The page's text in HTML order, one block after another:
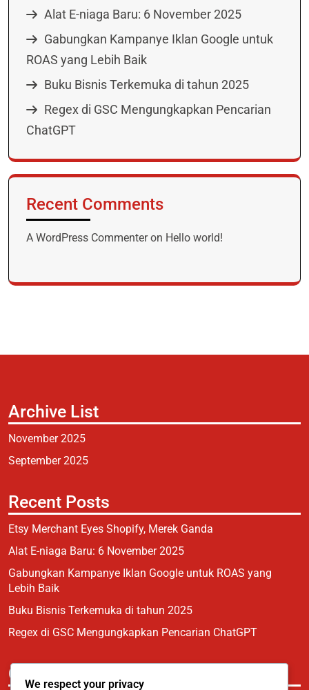
Alat E-niaga Baru: 6 November 2025
Gabungkan Kampanye Iklan Google untuk
ROAS yang Lebih Baik
Buku Bisnis Terkemuka di tahun 2025
Regex di GSC Mengungkapkan Pencarian
ChatGPT
Recent Comments
A WordPress Commenteron Hello world!
Archive List
November 2025
September 2025
Recent Posts
Etsy Merchant Eyes Shopify, Merek Ganda
Alat E-niaga Baru: 6 November 2025
Gabungkan Kampanye Iklan Google untuk ROAS yang
Lebih Baik
Buku Bisnis Terkemuka di tahun 2025
Regex di GSC Mengungkapkan Pencarian ChatGPT
Categories
We respect your privacy